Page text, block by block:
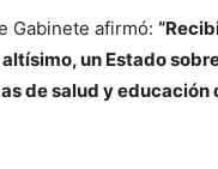
Gabinete afirmó:
un Estado
de salud y